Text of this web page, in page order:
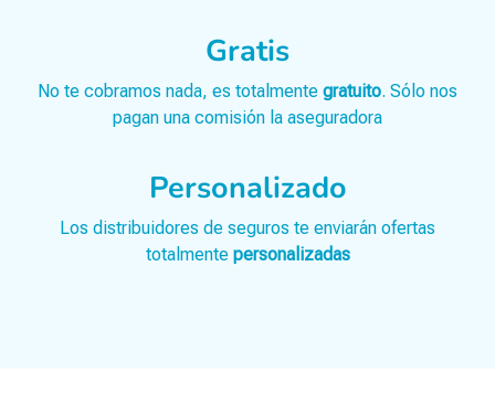
Gratis
No te cobramos nada, es totalmente gratuito. Sólo nos
pagan una comisión la aseguradora
Personalizado
Los distribuidores de seguros te enviarán ofertas
totalmente personalizadas